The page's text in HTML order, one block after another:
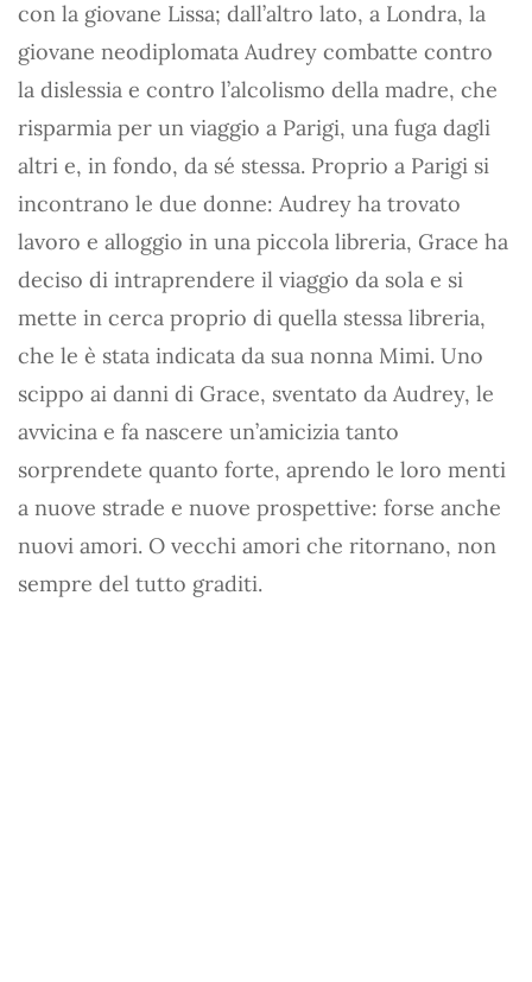
con la giovane Lissa; dall’altro lato, a Londra, la
giovane neodiplomata Audrey combatte contro
la dislessia e contro l’alcolismo della madre, che
risparmia per un viaggio a Parigi, una fuga dagli
altri e, in fondo, da sé stessa. Proprio a Parigi si
incontrano le due donne: Audrey ha trovato
lavoro e alloggio in una piccola libreria, Grace ha
deciso di intraprendere il viaggio da sola e si
mette in cerca proprio di quella stessa libreria,
che le è stata indicata da sua nonna Mimi. Uno
scippo ai danni di Grace, sventato da Audrey, le
avvicina e fa nascere un’amicizia tanto
sorprendete quanto forte, aprendo le loro menti
a nuove strade e nuove prospettive: forse anche
nuovi amori. O vecchi amori che ritornano, non
sempre del tutto graditi.